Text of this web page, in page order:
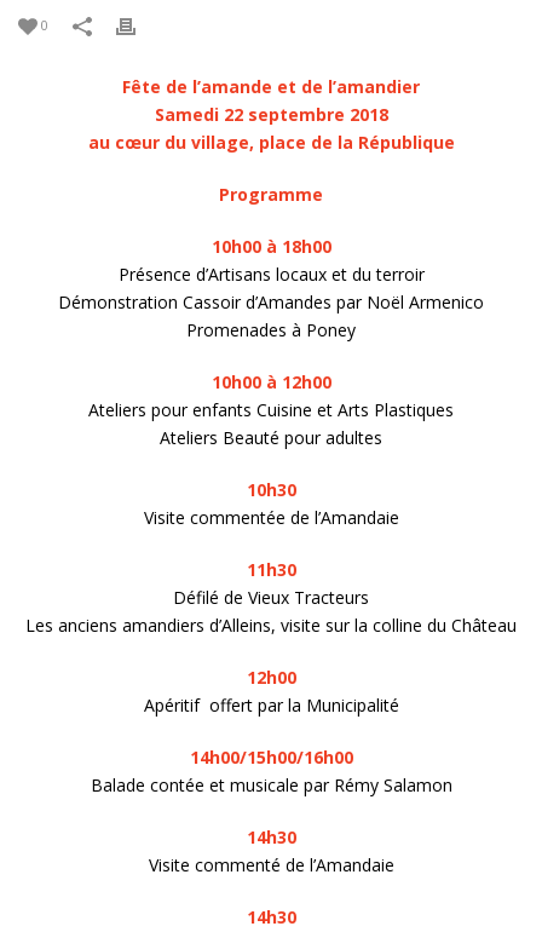
0
Fête de l’amande et de l’amandier
Samedi 22 septembre 2018
au cœur du village, place de la République
Programme
10h00 à 18h00
Présence d’Artisans locaux et du terroir
Démonstration Cassoir d’Amandes par Noël Armenico
Promenades à Poney
10h00 à 12h00
Ateliers pour enfants Cuisine et Arts Plastiques
Ateliers Beauté pour adultes
10h30
Visite commentée de l’Amandaie
11h30
Défilé de Vieux Tracteurs
Les anciens amandiers d’Alleins, visite sur la colline du Château
12h00
Apéritif offert par la Municipalité
14h00/15h00/16h00
Balade contée et musicale par Rémy Salamon
14h30
Visite commenté de l’Amandaie
14h30